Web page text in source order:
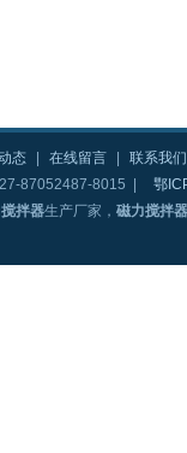
态 在线留言
联系我们
87052487-8015 |
鄂
拌器生产厂家， 磁力搅拌器